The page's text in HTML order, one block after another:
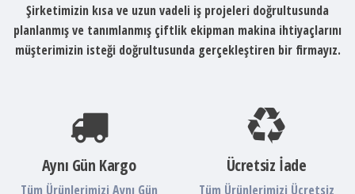
Şirketimizin kısa ve uzun vadeli iş projeleri doğrultusunda
planlanmış ve tanımlanmış çiftlik ekipman makina ihtiyaçlarını
müşterimizin isteği doğrultusunda gerçekleştiren bir firmayız.
Aynı Gün Kargo
Tüm Ürünlerimizi Aynı Gün
Ücretsiz İade
Tüm Ürünlerimizi Ücretsiz